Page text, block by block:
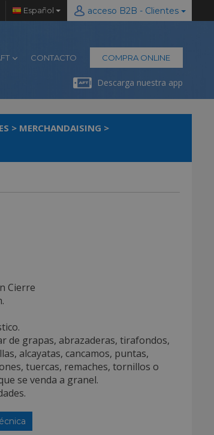
Español acceso B2B - Clientes
CONTACTO COMPRA ONLINE
Descarga nuestra app
> MERCHANDAISING >
Cierre
de grapas, abrazaderas, tirafondos,
alcayatas, cancamos, puntas,
tuercas, remaches, tornillos o
se venda a granel.